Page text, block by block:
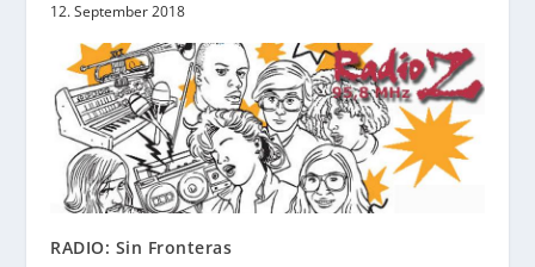
12. September 2018
RADIO: Sin Fronteras